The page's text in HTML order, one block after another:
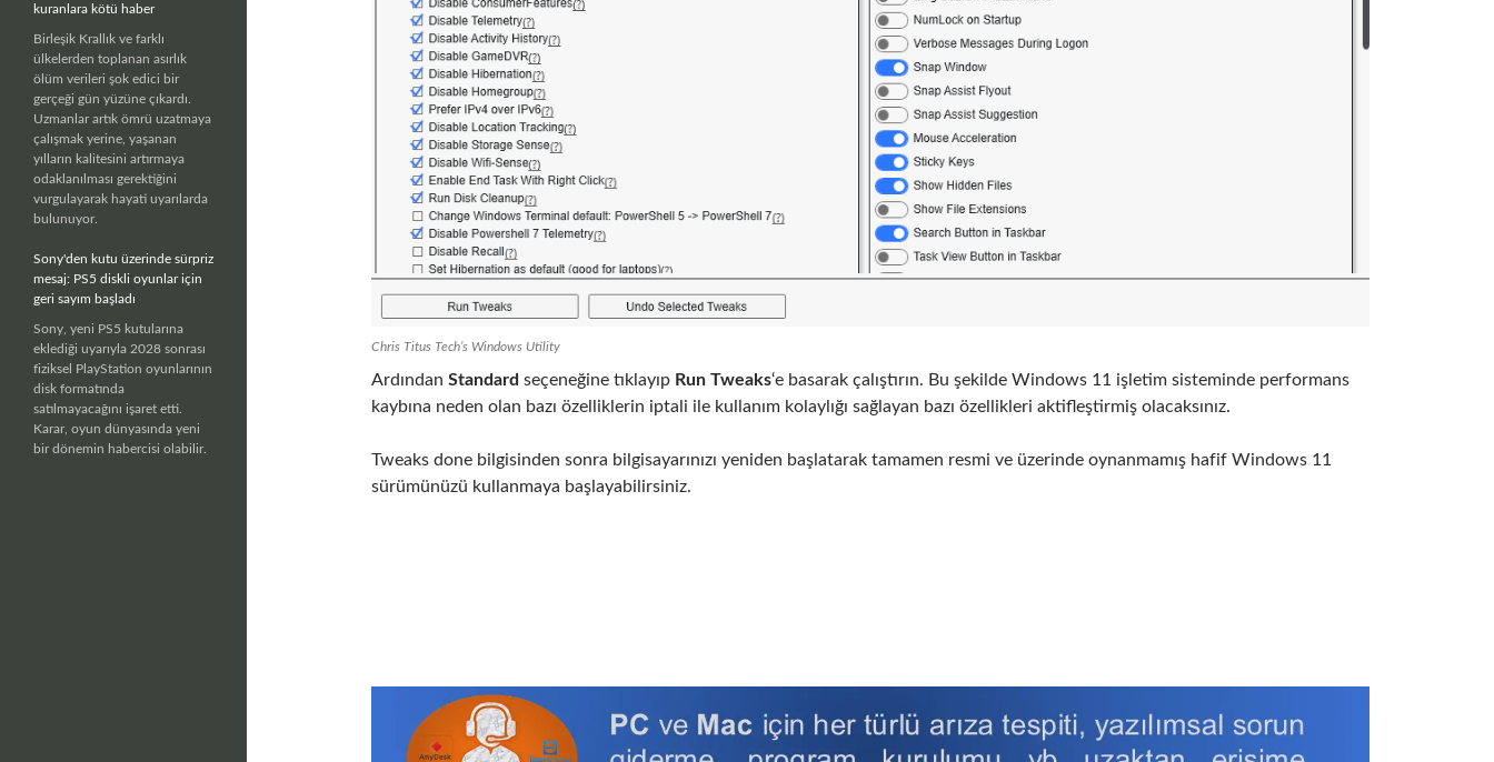
Chris Titus Tech’s Windows Utility
ArdındanStandard seçeneğine tıklayıp Run Tweaks‘e basarak çalıştırın. Bu şekilde Windows 11 işletim sisteminde performans
kaybına neden olan bazı özelliklerin iptali ile kullanım kolaylığı sağlayan bazı özellikleri aktifleştirmiş olacaksınız.
Tweaks done bilgisinden sonra bilgisayarınızı yeniden başlatarak tamamen resmi ve üzerinde oynanmamış hafif Windows 11
sürümünüzü kullanmaya başlayabilirsiniz.
kuranlara kötü haber
Birleşik Krallık ve farklı
ülkelerden toplanan asırlık
ölüm verileri şok edici bir
gerçeği gün yüzüne çıkardı.
Uzmanlar artık ömrü uzatmaya
çalışmak yerine, yaşanan
yılların kalitesini artırmaya
odaklanılması gerektiğini
vurgulayarak hayati uyarılarda
bulunuyor.
Sony'den kutu üzerinde sürpriz
mesaj: PS5 diskli oyunlar için
geri sayım başladı
Sony, yeni PS5 kutularına
eklediği uyarıyla 2028 sonrası
fiziksel PlayStation oyunlarının
disk formatında
satılmayacağını işaret etti.
Karar, oyun dünyasında yeni
bir dönemin habercisi olabilir.